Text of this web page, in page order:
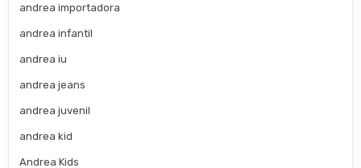
andrea importadora
andrea infantil
andrea iu
andrea jeans
andrea juvenil
andrea kid
Andrea Kids